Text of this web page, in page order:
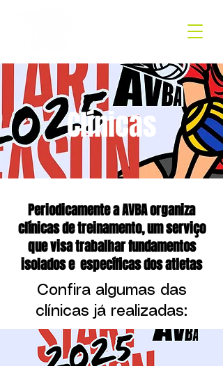
Clínicas
Periodicamente a AVBA organiza
clínicas de treinamento, um serviço
que visa trabalhar fundamentos
isolados e específicas dos atletas
Confira algumas das
clínicas já realizadas: